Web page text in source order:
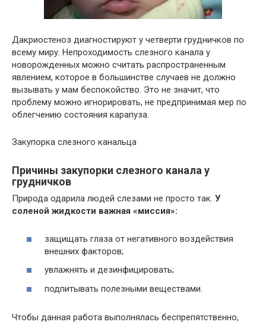
Дакриостеноз диагностируют у четверти грудничков по
всему миру. Непроходимость слезного канала у
новорожденных можно считать распространенным
явлением, которое в большинстве случаев не должно
вызывать у мам беспокойство. Это не значит, что
проблему можно игнорировать, не предпринимая мер по
облегчению состояния карапуза.
Закупорка слезного канальца
Причины закупорки слезного канала у
грудничков
Природа одарила людей слезами не просто так. У
соленой жидкости важная «миссия»:
защищать глаза от негативного воздействия
внешних факторов;
увлажнять и дезинфицировать;
подпитывать полезными веществами.
Чтобы данная работа выполнялась беспрепятственно,